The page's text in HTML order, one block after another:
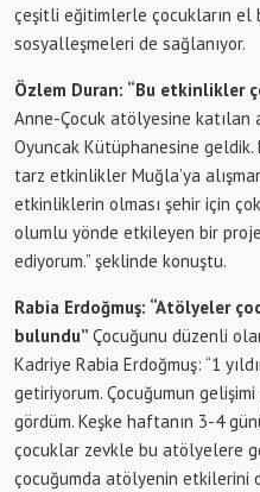
çeşitli eğitimlerle çocukların el
sosyalleşmeleri de sağlanıyor.
Özlem Duran: “Bu etkinlikler
Anne-Çocuk atölyesine katılan
Oyuncak Kütüphanesine geldik.
tarz etkinlikler Muğla’ya
etkinliklerin olması şehir için
olumlu yönde etkileyen bir
ediyorum.” şeklinde konuştu.
Rabia Erdoğmuş: “Atölyeler
bulundu” Çocuğunu düzenli
Kadriye Rabia Erdoğmuş: “1
getiriyorum. Çocuğumun gelişimi
gördüm. Keşke haftanın 3-4
çocuklar zevkle bu atölyelere
çocuğumda atölyenin etkilerini